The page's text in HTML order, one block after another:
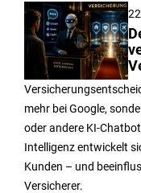
mehr bei Google,
oder andere KI-
Intelligenz entwickelt
Kunden – und
Versicherer.